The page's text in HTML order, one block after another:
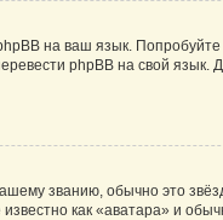
на ваш язык.
phpBB на свой
званию, обычно это
как «аватара» и